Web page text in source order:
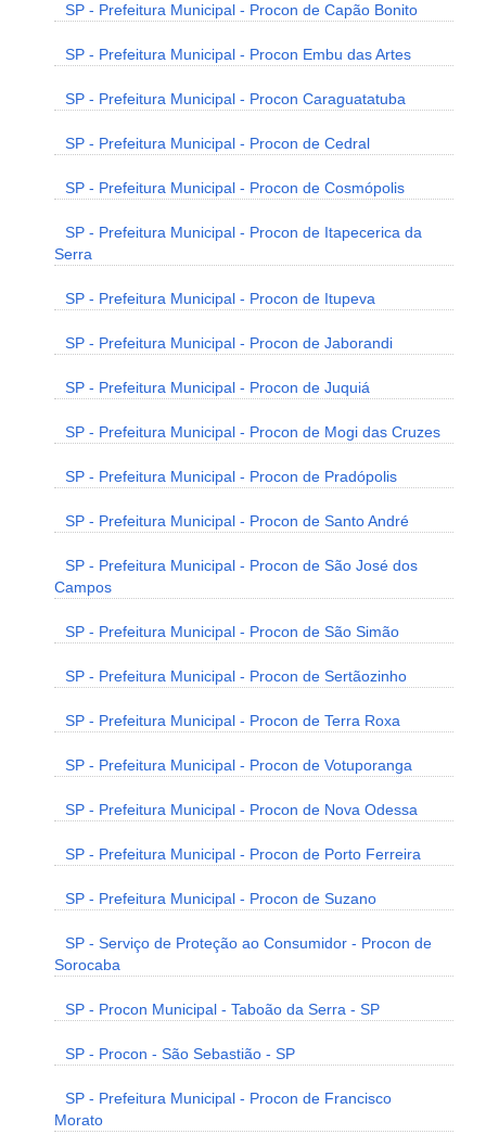
SP - Prefeitura Municipal - Procon de Capão Bonito
SP - Prefeitura Municipal - Procon Embu das Artes
SP - Prefeitura Municipal - Procon Caraguatatuba
SP - Prefeitura Municipal - Procon de Cedral
SP - Prefeitura Municipal - Procon de Cosmópolis
SP - Prefeitura Municipal - Procon de Itapecerica da
Serra
SP - Prefeitura Municipal - Procon de Itupeva
SP - Prefeitura Municipal - Procon de Jaborandi
SP - Prefeitura Municipal - Procon de Juquiá
SP - Prefeitura Municipal - Procon de Mogi das Cruzes
SP - Prefeitura Municipal - Procon de Pradópolis
SP - Prefeitura Municipal - Procon de Santo André
SP - Prefeitura Municipal - Procon de São José dos
Campos
SP - Prefeitura Municipal - Procon de São Simão
SP - Prefeitura Municipal - Procon de Sertãozinho
SP - Prefeitura Municipal - Procon de Terra Roxa
SP - Prefeitura Municipal - Procon de Votuporanga
SP - Prefeitura Municipal - Procon de Nova Odessa
SP - Prefeitura Municipal - Procon de Porto Ferreira
SP - Prefeitura Municipal - Procon de Suzano
SP - Serviço de Proteção ao Consumidor - Procon de
Sorocaba
SP - Procon Municipal - Taboão da Serra - SP
SP - Procon - São Sebastião - SP
SP - Prefeitura Municipal - Procon de Francisco
Morato